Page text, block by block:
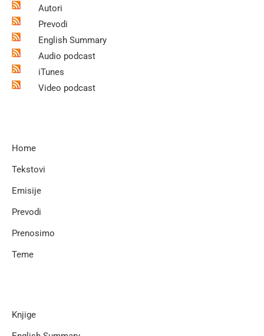
Autori
Prevodi
English Summary
Audio podcast
iTunes
Video podcast
Home
Tekstovi
Emisije
Prevodi
Prenosimo
Teme
Knjige